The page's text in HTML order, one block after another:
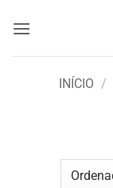
INÍCIO /